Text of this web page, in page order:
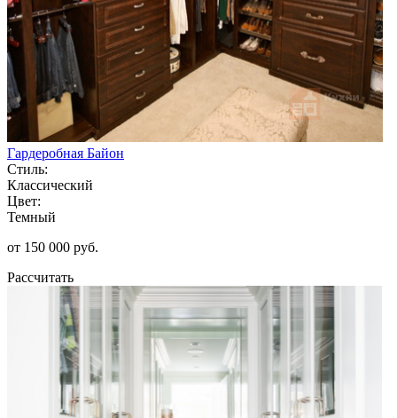
Гардеробная Байон
Стиль:
Классический
Цвет:
Темный
от 150 000 руб.
Рассчитать